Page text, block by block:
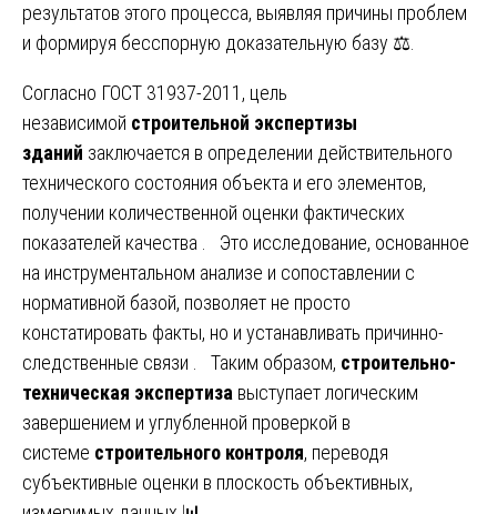
результатов этого процесса, выявляя причины проблем
и формируя бесспорную доказательную базу ⚖️.
Согласно ГОСТ 31937-2011, цель
независимой строительной экспертизы
зданий заключается в определении действительного
технического состояния объекта и его элементов,
получении количественной оценки фактических
показателей качества . Это исследование, основанное
на инструментальном анализе и сопоставлении с
нормативной базой, позволяет не просто
констатировать факты, но и устанавливать причинно-
следственные связи . Таким образом, строительно-
техническая экспертиза выступает логическим
завершением и углубленной проверкой в
системе строительного контроля, переводя
субъективные оценки в плоскость объективных,